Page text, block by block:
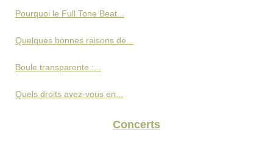
Pourquoi le Full Tone Beat...
Quelques bonnes raisons de...
Boule transparente :...
Quels droits avez-vous en...
Concerts